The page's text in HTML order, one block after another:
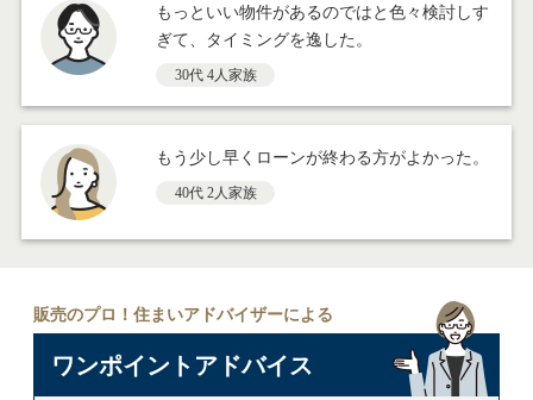
もっといい物件があるのではと色々検討しす
ぎて、タイミングを逸した。
30代 4人家族
もう少し早くローンが終わる方がよかった。
40代 2人家族
販売のプロ！住まいアドバイザーによる
ワンポイントアドバイス